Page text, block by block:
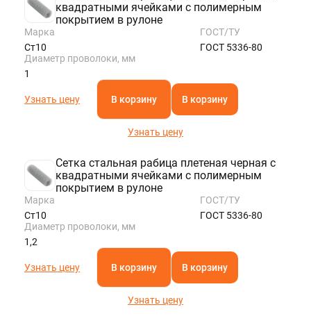
квадратными ячейками с полимерным
покрытием в рулоне
Марка
Ст10
ГОСТ/ТУ
ГОСТ 5336-80
Диаметр проволоки, мм
1
Узнать цену В корзину В корзину
Узнать цену
Сетка стальная рабица плетеная черная с
квадратными ячейками с полимерным
покрытием в рулоне
Марка
Ст10
ГОСТ/ТУ
ГОСТ 5336-80
Диаметр проволоки, мм
1,2
Узнать цену В корзину В корзину
Узнать цену